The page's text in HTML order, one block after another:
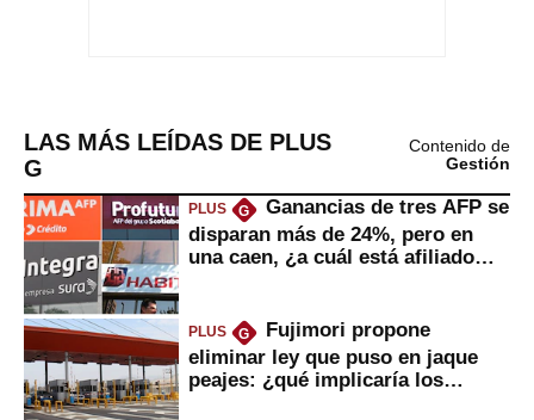
LAS MÁS LEÍDAS DE PLUS
G
Contenido de
Gestión
PLUS G
Ganancias de tres AFP se
disparan más de 24%, pero en
una caen, ¿a cuál está afiliado
PLUS G
Fujimori propone
eliminar ley que puso en jaque
peajes: ¿qué implicaría los